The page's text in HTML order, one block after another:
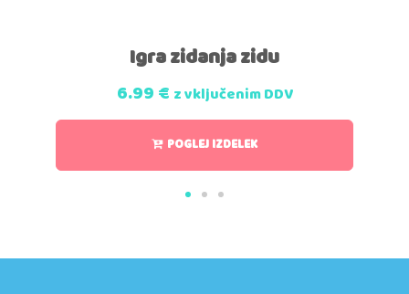
Igra zidanja zidu
6.99€ z vključenim DDV
POGLEJ IZDELEK